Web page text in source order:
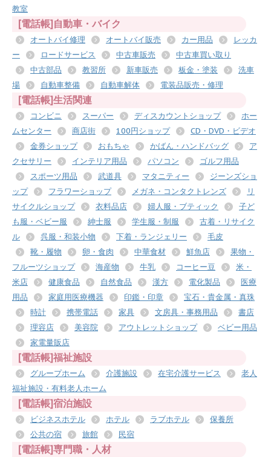
教室
[電話帳]自動車・バイク
オートバイ修理 オートバイ販売 カー用品
レッカ
ー
ロードサービス 中古車販売
中古車買い取り
中古部品
教習所 新車販売 板金・塗装
洗車
場
自動車整備 自動車解体 電装品販売・修理
[電話帳]生活関連
コンビニ スーパー ディスカウントショップ
ホー
ムセンター
商店街 100円ショップ
CD・DVD・ビデオ
金券ショップ
おもちゃ かばん・ハンドバッグ
ア
クセサリー
インテリア用品 パソコン
ゴルフ用品
スポーツ用品
武道具 マタニティー
ジーンズショ
ップ
フラワーショップ メガネ・コンタクトレンズ
リ
サイクルショップ
衣料品店 婦人服・ブティック
子ど
も服・ベビー服
紳士服 学生服・制服
古着・リサイク
ル
呉服・和装小物 下着・ランジェリー
毛皮
靴・履物
卵・食肉 中華食材 鮮魚店
果物・
フルーツショップ
海産物 牛乳 コーヒー豆
米・
米店
健康食品 自然食品 漢方 電化製品
医療
用品
家庭用医療機器 印鑑・印章
宝石・貴金属・真珠
時計
携帯電話 家具 文房具・事務用品
書店
理容店
美容院 アウトレットショップ
ベビー用品
家電量販店
[電話帳]福祉施設
グループホーム 介護施設 在宅介護サービス
老人
福祉施設・有料老人ホーム
[電話帳]宿泊施設
ビジネスホテル ホテル ラブホテル
保養所
公共の宿
旅館 民宿
[電話帳]専門職・人材